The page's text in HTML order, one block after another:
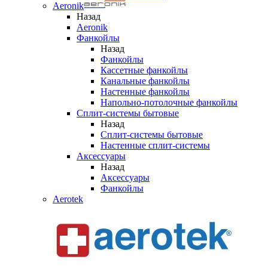
Aeronik
Назад
Aeronik
Фанкойлы
Назад
Фанкойлы
Кассетные фанкойлы
Канальные фанкойлы
Настенные фанкойлы
Напольно-потолочные фанкойлы
Сплит-системы бытовые
Назад
Сплит-системы бытовые
Настенные сплит-системы
Аксессуары
Назад
Аксессуары
Фанкойлы
Aerotek